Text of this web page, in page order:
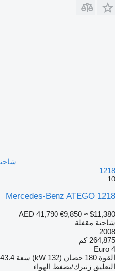
1218
10
Mercedes-Benz ATEGO 1218
AED 41,790 €9,850 ≈ $11,380
شاحنة مقفلة
2008
264,875 كم
Euro 4
القوة 180 حصان (132 kW) سعة 43.4 م3
التعليق زنبرك/بضغط الهواء